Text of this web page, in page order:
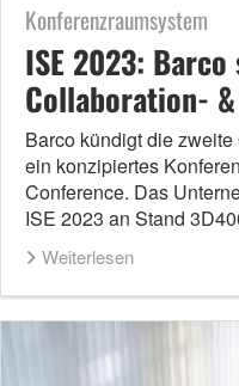
Konferenzraumsystem
ISE 2023:
Collaboration-
Barco kündigt die
ein konzipiertes
Conference. Das
ISE 2023 an Stand
Weiterlesen